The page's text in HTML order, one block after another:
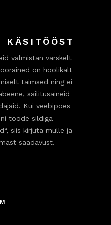
KÄSITÖÖST
valmistan värskelt
on hoolikalt
taimsed ning ei
säilitusaineid
Kui veebipoes
toode sildiga
siis kirjuta mulle ja
saadavust.